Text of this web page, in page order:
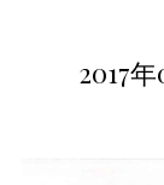
2017